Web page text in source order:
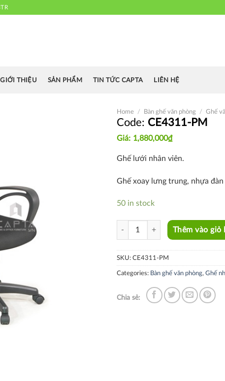
GIỚI THIỆU SẢN PHẨM TIN TỨC CAPTA LIÊN HỆ
Home / Bàn ghế văn phòng / Ghế
CE4311-PM
1,880,000₫
Ghế lưới nhân viên.
Ghế xoay lưng trung, nhựa
50 in stock
CE4311-PM quantity
Thêm vào giỏ
SKU: CE4311-PM
Categories: Bàn ghế văn phòng, Ghế
Chia sẻ: